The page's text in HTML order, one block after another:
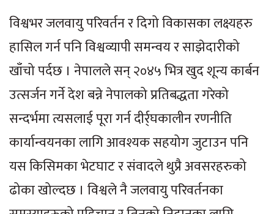
विश्वभर जलवायु परिवर्तन र दिगो विकासका लक्ष्यहरु
हासिल गर्न पनि विश्वव्यापी समन्वय र साझेदारीको
खाँचो पर्दछ । नेपालले सन् २०४५ भित्र खुद शून्य कार्बन
उत्सर्जन गर्ने देश बन्ने नेपालको प्रतिबद्धता गरेको
सन्दर्भमा त्यसलाई पूरा गर्न दीर्र्घकालीन रणनीति
कार्यान्वयनका लागि आवश्यक सहयोग जुटाउन पनि
यस किसिमका भेटघाट र संवादले थुप्रै अवसरहरुको
ढोका खोल्दछ । विश्वले नै जलवायु परिवर्तनका